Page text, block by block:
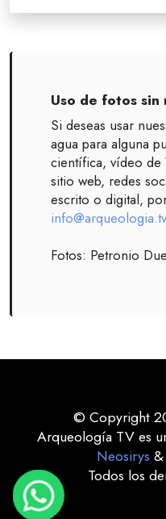
Uso de fotos sin
Si deseas usar
agua para alguna
científica, vídeo de
sitio web, redes
escrito o digital,
info@arqueologia.tv
Fotos: Petronio
© Copyright
Arqueología TV es
Neosirys
Todos los